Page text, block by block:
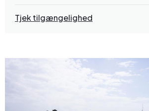
Tjek tilgængelighed